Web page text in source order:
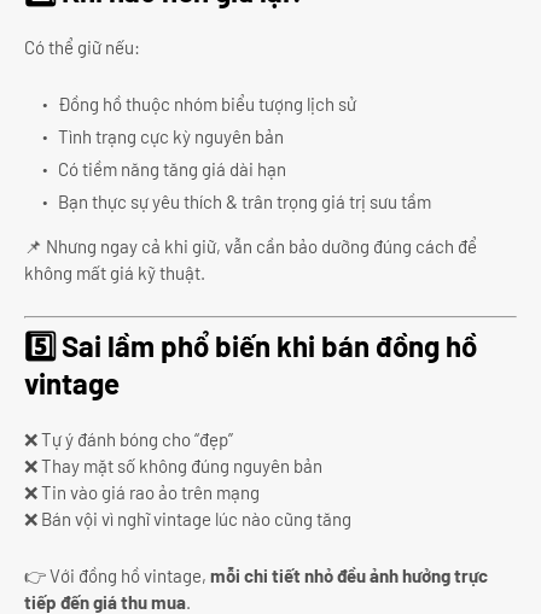
Có thể giữ nếu:
Đồng hồ thuộc nhóm biểu tượng lịch sử
Tình trạng cực kỳ nguyên bản
Có tiềm năng tăng giá dài hạn
Bạn thực sự yêu thích & trân trọng giá trị sưu tầm
📌 Nhưng ngay cả khi giữ, vẫn cần bảo dưỡng đúng cách để
không mất giá kỹ thuật.
5️⃣ Sai lầm phổ biến khi bán đồng hồ
vintage
❌ Tự ý đánh bóng cho “đẹp”
❌ Thay mặt số không đúng nguyên bản
❌ Tin vào giá rao ảo trên mạng
❌ Bán vội vì nghĩ vintage lúc nào cũng tăng
👉 Với đồng hồ vintage, mỗi chi tiết nhỏ đều ảnh hưởng trực
tiếp đến giá thu mua.